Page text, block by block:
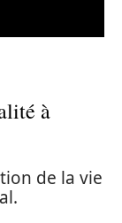
à
de la vie